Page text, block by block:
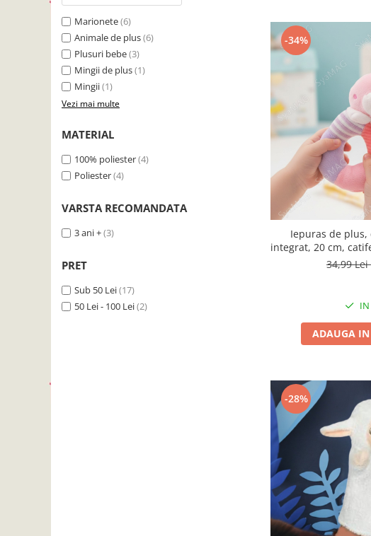
Articole mercerie
Organizare si depozitare
Huse si cutii depozitare
Opritoare usa
Intretinere textile
Sport & Timp liber
Articole fitness
Suporturi ortopedice si orteze
Accesorii sportive
Covorase si paturi
Jucarii animale
Accesorii animale
Ingrijire copii
Marionete(6)
Animale de plus(6)
Plusuri bebe(3)
Mingii de plus(1)
Mingii(1)
Vezi mai multe
MATERIAL
100% poliester(4)
Poliester(4)
VARSTA RECOMANDATA
3 ani +(3)
PRET
Sub 50 Lei(17)
50 Lei - 100 Lei(2)
-34%
Iepuras de
integrat, 20
34,99 Lei
IN
ADAUGA IN
-28%